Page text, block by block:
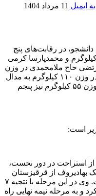
ایمیل 11 مرداد 1404
در رقابت‌های پنج
نخست سینا بوستانی در وزن ۴۸ کیلوگرم و محمدپارسا کرمی
و مرتضی حاج ملامحمدی در وزن
۶۵ کیلوگرم و امیرحسین نقدعلی پور در وزن ۱۱۰ کیلوگرم به مدال
برنز دست یافتند. محمدرضا براری در وزن ۵۵ کیلوگرم نیز پنجم
است:
پس از استراحت در دور نخست،
۴ بر ۳ از سد داود بک بهادیروف از قرقیزستان
گذشت و به مرحله نیمه نهایی راه یافت. وی در این مرحله با نتجیه ۷
کرد و به مرحله نیمه نهایی راه